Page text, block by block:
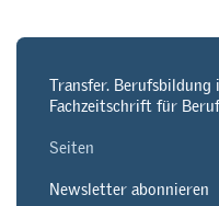
Transfer. Berufsbildung
Fachzeitschrift für
Seiten
Newsletter abonnieren